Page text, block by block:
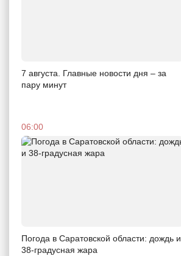
7 августа. Главные новости дня – за
пару минут
06:00
Погода в Саратовской области: дождь и
38-градусная жара